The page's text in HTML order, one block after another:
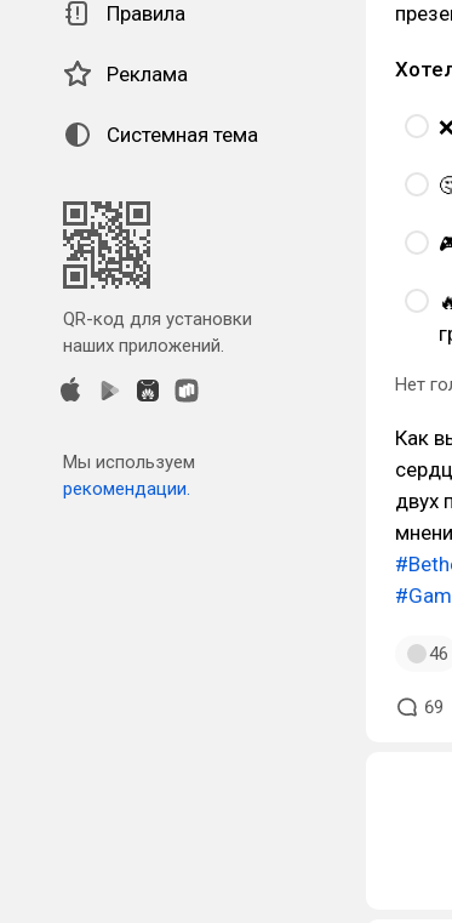
Правила
Реклама
Системная тема
QR-код для установки
наших приложений.
Мы используем
рекомендации.
Нет
Как
двух
46
69